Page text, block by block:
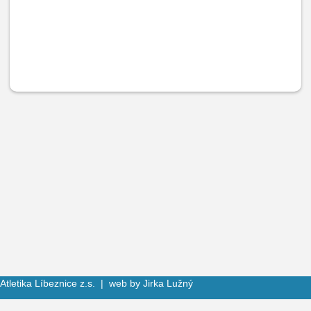
Atletika Líbeznice z.s. | web by Jirka Lužný